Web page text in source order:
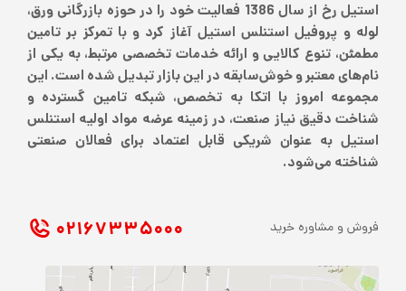
استیل رخ از سال 1386 فعالیت خود را در حوزه بازرگانی ورق،
لوله و پروفیل استنلس استیل آغاز کرد و با تمرکز بر تامین
مطمئن، تنوع کالایی و ارائه خدمات تخصصی مرتبط، به یکی از
نام‌های معتبر و خوش‌سابقه در این بازار تبدیل شده است. این
مجموعه امروز با اتکا به تخصص، شبکه تامین گسترده و
شناخت دقیق نیاز صنعت، در زمینه عرضه مواد اولیه استنلس
استیل به عنوان شریکی قابل اعتماد برای فعالان صنعتی
شناخته می‌شود.
فروش و مشاوره خرید ۰۲۱ ۶۷۳۳۵۰۰۰